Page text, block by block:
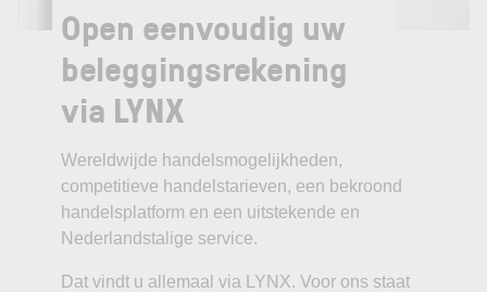
Open eenvoudig uw
beleggingsrekening
via LYNX
Wereldwijde handelsmogelijkheden,
competitieve handelstarieven, een bekroond
handelsplatform en een uitstekende en
Nederlandstalige service.
Dat vindt u allemaal via LYNX. Voor ons staat